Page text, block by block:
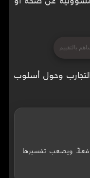
بالتقييم
وحول أسلوب
فعلاً ويصعب تفسيرها